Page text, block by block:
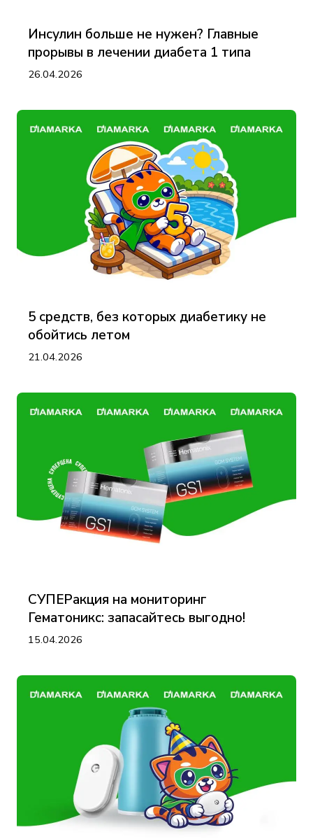
Инсулин больше не нужен? Главные
прорывы в лечении диабета 1 типа
26.04.2026
5 средств, без которых диабетику не
обойтись летом
21.04.2026
СУПЕРакция на мониторинг
Гематоникс: запасайтесь выгодно!
15.04.2026